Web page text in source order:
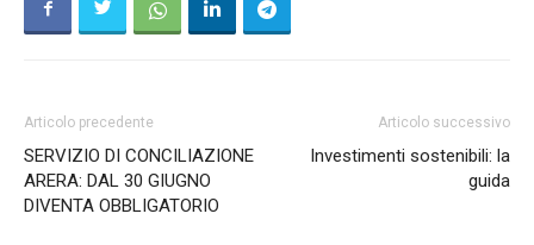
Articolo precedente
SERVIZIO DI CONCILIAZIONE
ARERA: DAL 30 GIUGNO
DIVENTA OBBLIGATORIO
Articolo successivo
Investimenti sostenibili: la
guida